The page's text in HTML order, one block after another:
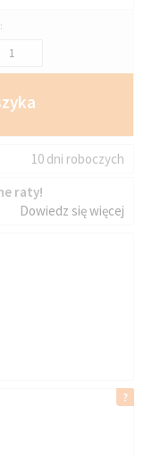
10 dni roboczych
raty!
Dowiedz się więcej